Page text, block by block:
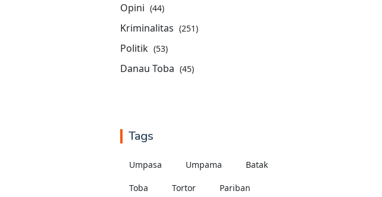
Opini (44)
Kriminalitas (251)
Politik (53)
Danau Toba (45)
Tags
Umpasa Umpama Batak
Toba Tortor Pariban